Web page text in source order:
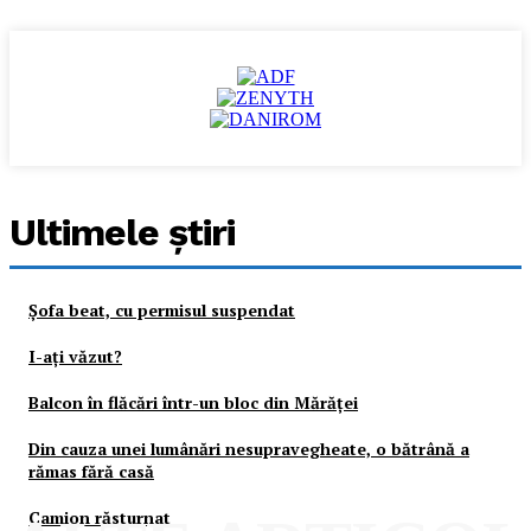
Ultimele ştiri
Şofa beat, cu permisul suspendat
I-aţi văzut?
Balcon în flăcări într-un bloc din Mărăţei
Din cauza unei lumânări nesupravegheate, o bătrână a
rămas fără casă
Camion răsturnat